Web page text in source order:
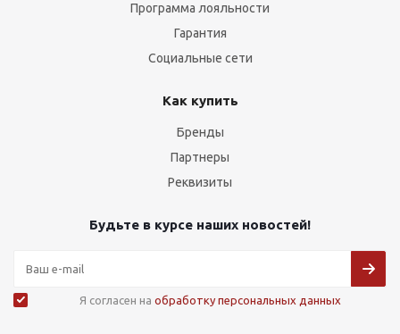
Программа лояльности
Гарантия
Социальные сети
Как купить
Бренды
Партнеры
Реквизиты
Будьте в курсе наших новостей!
Я согласен на обработку персональных данных